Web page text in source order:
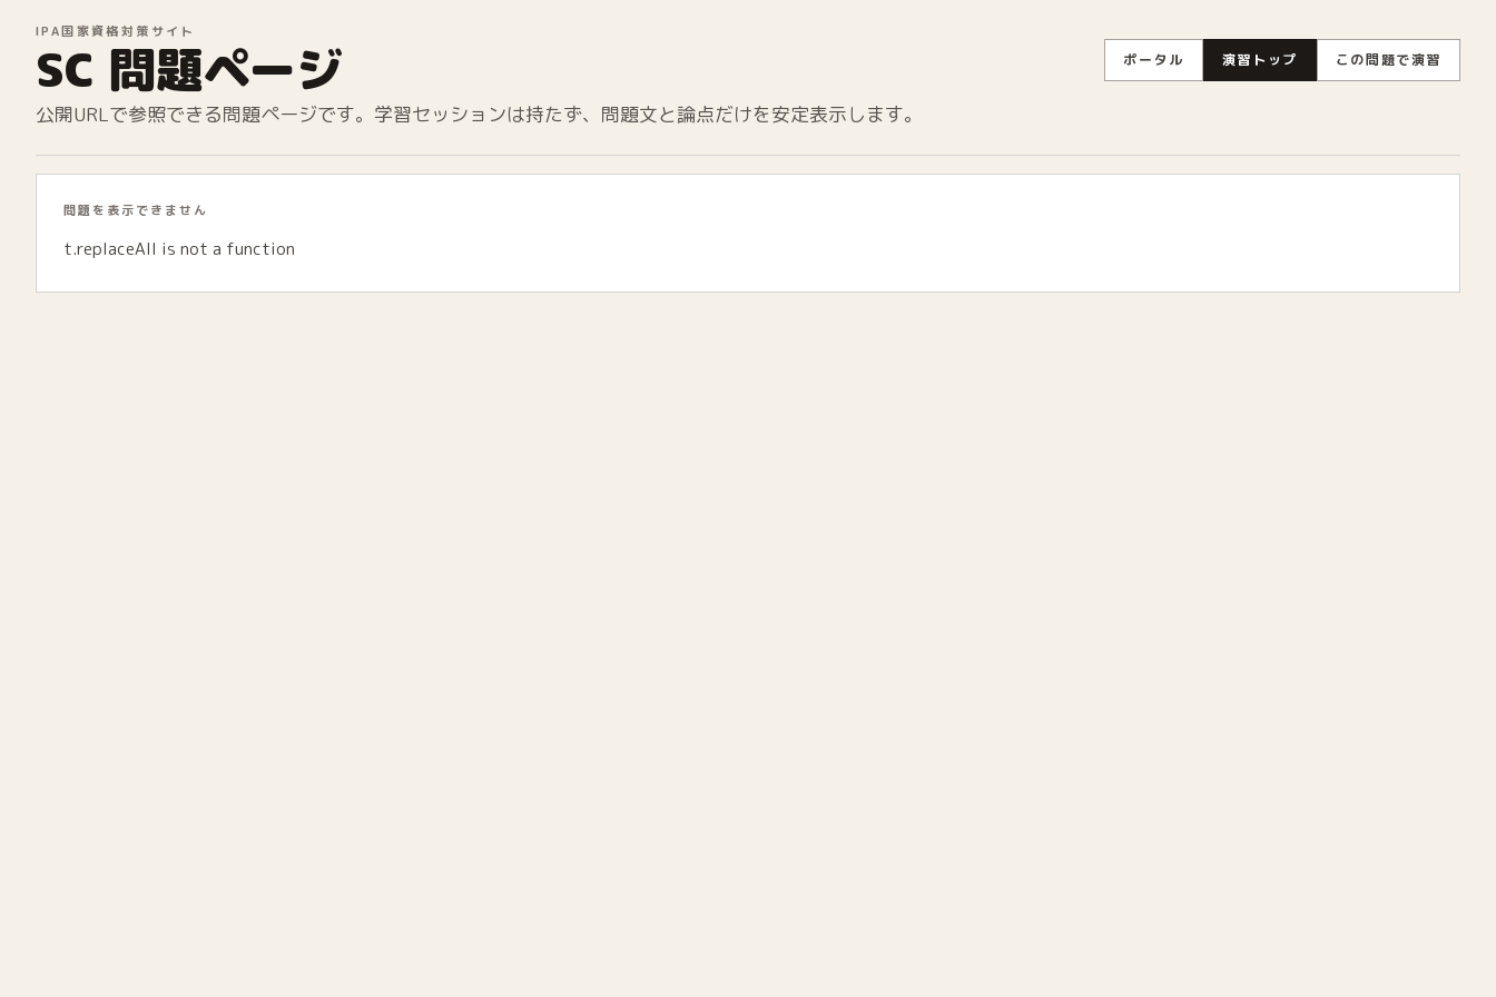
IPA国家資格対策サイト
SC 問題ページ ポータル 演習トップ この問題で演習
公開URLで参照できる問題ページです。学習セッションは持たず、問題文と論点だけを安定表示します。
問題を表示できません
t.replaceAll is not a function